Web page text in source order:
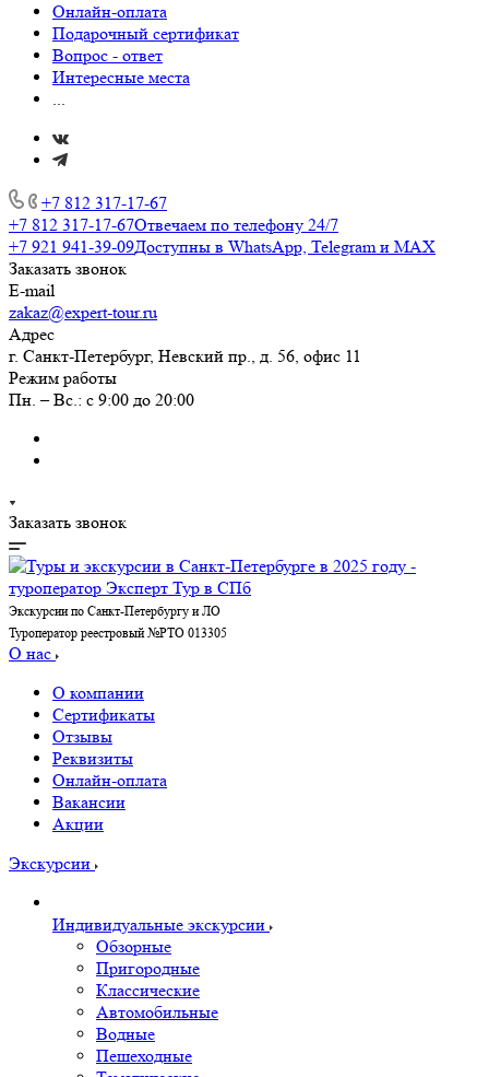
Онлайн-оплата
Подарочный сертификат
Вопрос - ответ
Интересные места
...
+7 812 317-17-67
+7 812 317-17-67Отвечаем по телефону 24/7
+7 921 941-39-09Доступны в WhatsApp, Telegram и MAX
Заказать звонок
E-mail
zakaz@expert-tour.ru
Адрес
г. Санкт-Петербург, Невский пр., д. 56, офис 11
Режим работы
Пн. – Вс.: с 9:00 до 20:00
Заказать звонок
Экскурсии по Санкт-Петербургу и ЛО
Туроператор реестровый №РТО 013305
О нас
О компании
Сертификаты
Отзывы
Реквизиты
Онлайн-оплата
Вакансии
Акции
Экскурсии
Индивидуальные экскурсии
Обзорные
Пригородные
Классические
Автомобильные
Водные
Пешеходные